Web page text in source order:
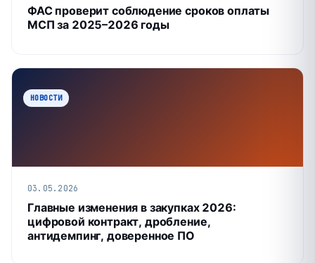
ФАС проверит соблюдение сроков оплаты
МСП за 2025–2026 годы
НОВОСТИ
03.05.2026
Главные изменения в закупках 2026:
цифровой контракт, дробление,
антидемпинг, доверенное ПО